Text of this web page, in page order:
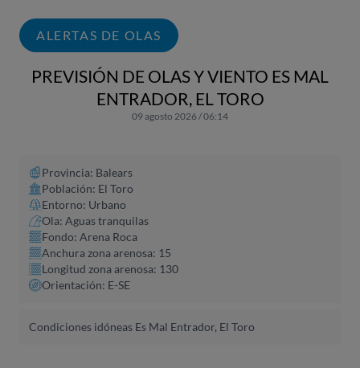
ALERTAS DE OLAS
PREVISIÓN DE OLAS Y VIENTO ES MAL
ENTRADOR, EL TORO
09 agosto 2026 / 06:14
Provincia: Balears
Población: El Toro
Entorno: Urbano
Ola: Aguas tranquilas
Fondo: Arena Roca
Anchura zona arenosa: 15
Longitud zona arenosa: 130
Orientación: E-SE
Condiciones idóneas Es Mal Entrador, El Toro